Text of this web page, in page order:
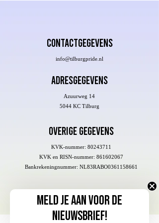
Contactgegevens
info@tilburgpride.nl
adresgegevens
Azuurweg 14
5044 KC Tilburg
Overige gegevens
KVK-nummer: 80243711
KVK en RISN-nummer: 861602067
Bankrekeningnummer: NL83RABO0361158661
Meld je aan voor de
nieuwsbrief!